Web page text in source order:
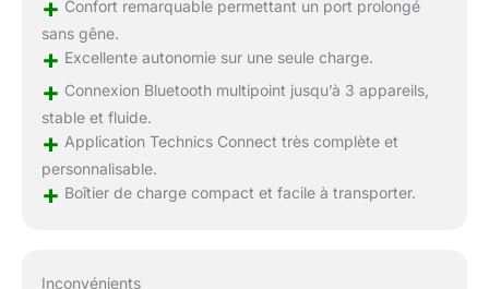
+ Confort remarquable permettant un port prolongé
sans gêne.
+ Excellente autonomie sur une seule charge.
+ Connexion Bluetooth multipoint jusqu’à 3 appareils,
stable et fluide.
+ Application Technics Connect très complète et
personnalisable.
+ Boîtier de charge compact et facile à transporter.
Inconvénients